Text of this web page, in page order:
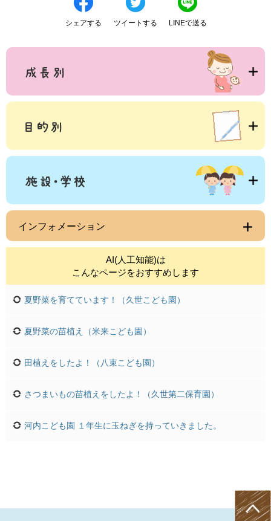
シェアする ツイートする LINEで送る
インフォメーション
AI(人工知能)は
こんなページをおすすめします
夏野菜を育てています！（久世こども園）
夏野菜の苗植え（米来こども園）
田植えをしたよ！（八束こども園）
さつまいもの苗植えをしたよ！（久世第二保育園）
河内こども園 １年生に玉ねぎを持っていきました。